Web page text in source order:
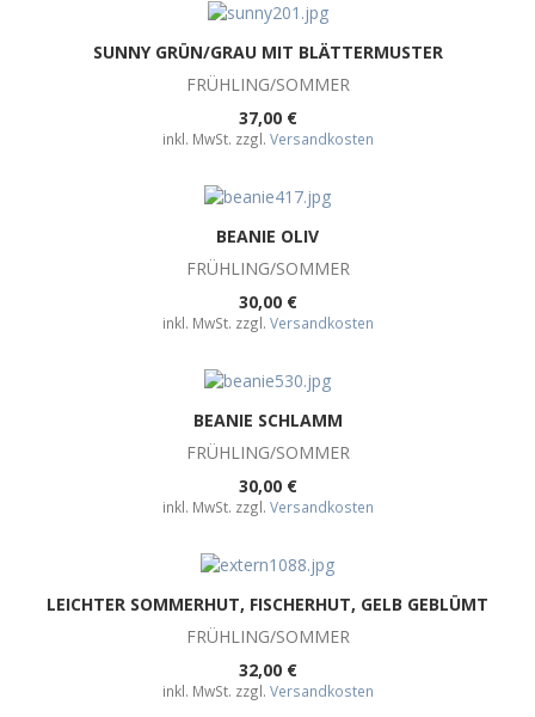
SUNNY GRÜN/GRAU MIT BLÄTTERMUSTER
FRÜHLING/SOMMER
37,00 €
inkl. MwSt. zzgl. Versandkosten
BEANIE OLIV
FRÜHLING/SOMMER
30,00 €
inkl. MwSt. zzgl. Versandkosten
BEANIE SCHLAMM
FRÜHLING/SOMMER
30,00 €
inkl. MwSt. zzgl. Versandkosten
LEICHTER SOMMERHUT, FISCHERHUT, GELB GEBLÜMT
FRÜHLING/SOMMER
32,00 €
inkl. MwSt. zzgl. Versandkosten